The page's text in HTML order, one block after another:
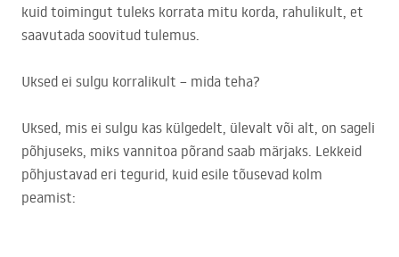
kuid toimingut tuleks korrata mitu korda, rahulikult, et
saavutada soovitud tulemus.
Uksed ei sulgu korralikult – mida teha?
Uksed, mis ei sulgu kas külgedelt, ülevalt või alt, on sageli
põhjuseks, miks vannitoa põrand saab märjaks. Lekkeid
põhjustavad eri tegurid, kuid esile tõusevad kolm
peamist: